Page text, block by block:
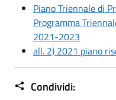
Piano Triennale di
Programma
2021-2023
all. 2) 2021 piano
Condividi: